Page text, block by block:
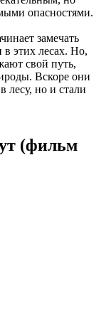
опасностями.
замечать
в этих лесах. Но,
свой путь,
Вскоре они
лесу, но и стали
(фильм